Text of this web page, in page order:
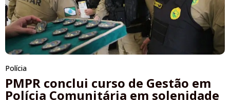
Polícia
PMPR conclui curso de Gestão em
Polícia Comunitária em solenidade